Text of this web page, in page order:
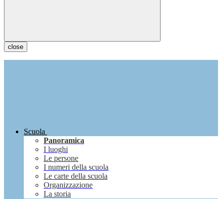
close
Scuola
Panoramica
I luoghi
Le persone
I numeri della scuola
Le carte della scuola
Organizzazione
La storia